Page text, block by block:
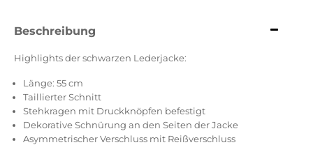
Beschreibung
Highlights der schwarzen Lederjacke:
Länge: 55 cm
Taillierter Schnitt
Stehkragen mit Druckknöpfen befestigt
Dekorative Schnürung an den Seiten der Jacke
Asymmetrischer Verschluss mit Reißverschluss